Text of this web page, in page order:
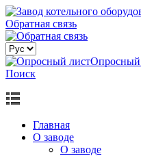
Обратная связь
Опросный
Поиск
Главная
О заводе
О заводе